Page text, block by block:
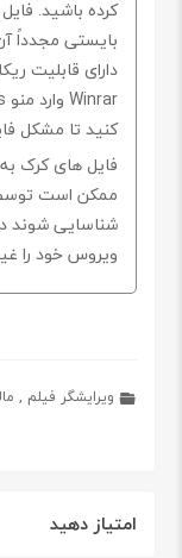
کرده باشید.
بایستی مجدداً
دارای قابلیت
کنید تا مشکل
فایل های کرک
ممکن است
شناسایی شوند
ویروس خود را
ویرایشگر فیلم ,
امتیاز دهید